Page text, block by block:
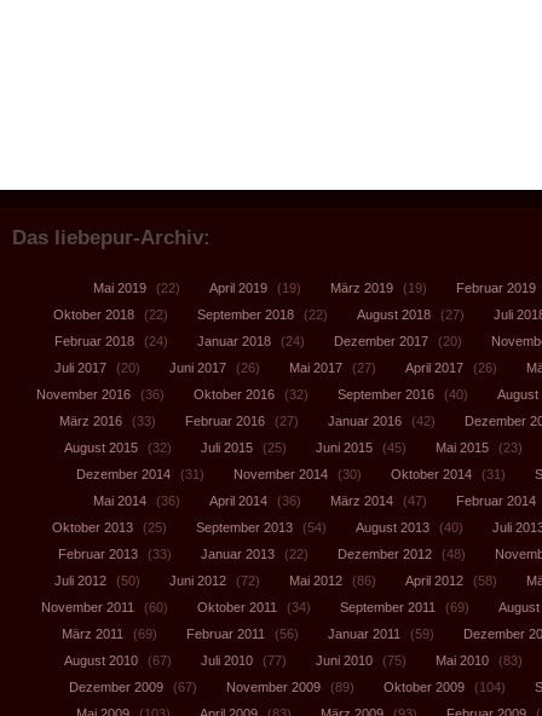
Das liebepur-Archiv:
Mai 2019 (22) April 2019 (19) März 2019 (19) Februar 2019
Oktober 2018
(22) September 2018 (22) August 2018 (27)
Juli
Februar 2018
(24) Januar 2018 (24) Dezember 2017 (20)
Juli 2017
(20) Juni 2017 (26) Mai 2017 (27) April 2017 (26)
November 2016
(36) Oktober 2016 (32) September 2016 (40)
August
März 2016
(33) Februar 2016 (27) Januar 2016 (42)
Dezember
August 2015
(32) Juli 2015 (25) Juni 2015 (45) Mai 2015
(23)
Dezember 2014
(31) November 2014 (30) Oktober 2014 (31)
Mai 2014
(36) April 2014 (36) März 2014 (47) Februar 2014
Oktober 2013
(25) September 2013 (54) August 2013 (40)
Juli
Februar 2013
(33) Januar 2013 (22) Dezember 2012 (48)
Juli 2012
(50) Juni 2012 (72) Mai 2012 (86) April 2012 (58)
November 2011
(60) Oktober 2011 (34) September 2011 (69)
August
März 2011
(69) Februar 2011 (56) Januar 2011 (59)
Dezember
August 2010
(67) Juli 2010 (77) Juni 2010 (75) Mai 2010
(83)
Dezember 2009
(67) November 2009 (89) Oktober 2009 (104)